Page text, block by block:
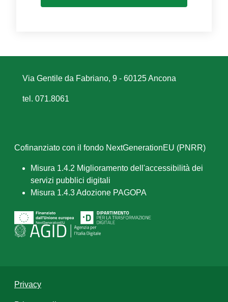
Via Gentile da Fabriano, 9 - 60125 Ancona
tel. 071.8061
Cofinanziato con il fondo NextGenerationEU (PNRR)
Misura 1.4.2 Miglioramento dell'accessibilità dei
servizi pubblici digitali
Misura 1.4.3 Adozione PAGOPA
Privacy